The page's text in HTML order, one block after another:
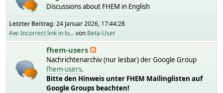
Discussions about FHEM in English
Letzter Beitrag:24 Januar 2026, 17:44:28
Aw: Incorrect link in lo...von Beta-User
fhem-users
Nachrichtenarchiv (nur lesbar) der Google Group
fhem-users.
Bitte den Hinweis unter FHEM Mailinglisten auf
Google Groups beachten!